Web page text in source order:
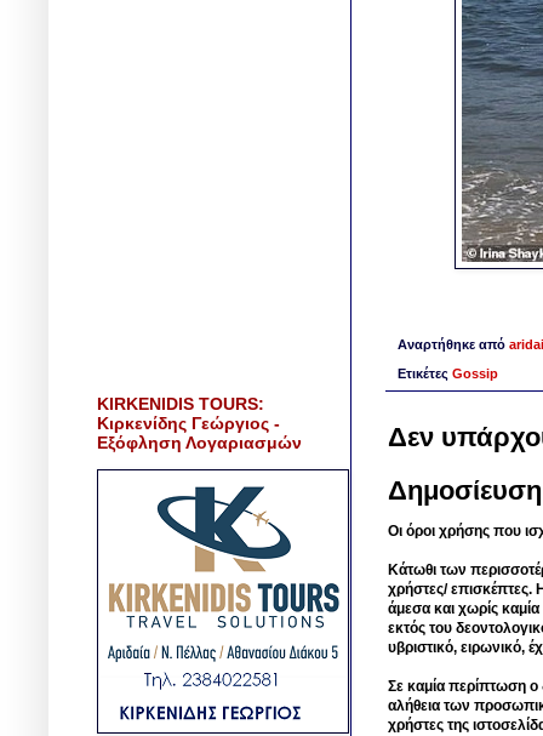
Αναρτήθηκε από
Ετικέτες Gossip
Δεν
Οι όροι χρήσης που
Κάτωθι των
χρήστες/ επισκέπτες.
άμεσα και χωρίς
εκτός του
υβριστικό, ειρωνικό,
Σε καμία περίπτωση ο
αλήθεια των
χρήστες της
KIRKENIDIS TOURS:
Κιρκενίδης Γεώργιος -
Εξόφληση Λογαριασμών